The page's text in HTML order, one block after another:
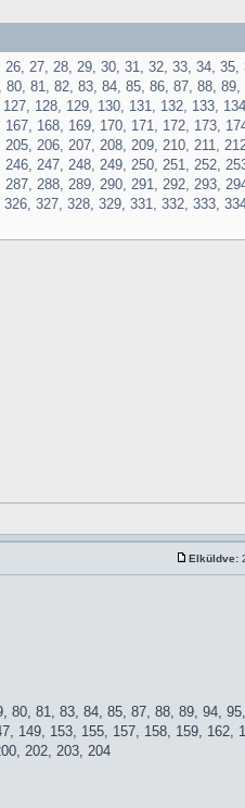
27, 28, 29, 30, 31, 32, 33, 34, 35,
81, 82, 83, 84, 85, 86, 87, 88,
128, 129, 130, 131, 132, 133,
168, 169, 170, 171, 172, 173,
206, 207, 208, 209, 210, 211,
247, 248, 249, 250, 251, 252,
288, 289, 290, 291, 292, 293,
327, 328, 329, 331, 332, 333,
Elküldve:
81, 83, 84, 85, 87, 88, 89, 94,
149, 153, 155, 157, 158, 159, 162,
202, 203, 204